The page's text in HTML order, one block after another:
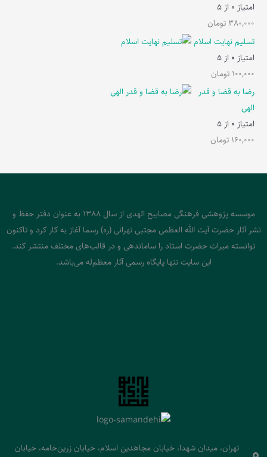
امتیاز 0 از 5
380,000 تومان
تسلیم نهایت اسلام
امتیاز 0 از 5
100,000 تومان
رضا به قضا و قدر
الهی
امتیاز 0 از 5
160,000 تومان
موسسه پژوهشی فرهنگی مصابیح الهدی از سال 1388 به عنوان دفتر حفظ و
نشر آثار حضرت آیت الله العظمی مجتبی تهرانی (ره) رسما آغاز به کار کرد و تاکنون
توانسته میراث حضرت استاد را ساماندهی و در قالب‌های مختلف منتشر کند.
این سایت تنها پایگاه رسمی آثار معظم‌له می‌باشد.
تهران، میدان شهدا، خیابان مجاهدین اسلام، خیابان زرین‌خامه، خیابان